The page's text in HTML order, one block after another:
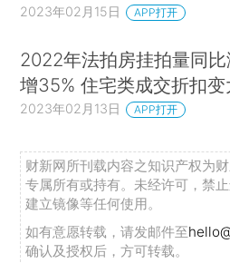
2023年02月15日 APP打开
2022年法拍房挂拍量同比
增35% 住宅类成交折扣变
2023年02月13日 APP打开
财新网所刊载内容之知识产权为
专属所有或持有。未经许可，禁
建立镜像等任何使用。
如有意愿转载，请发邮件至
确认及授权后，方可转载。